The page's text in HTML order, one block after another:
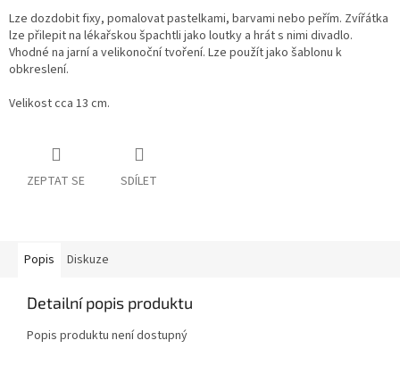
Lze dozdobit fixy, pomalovat pastelkami, barvami nebo peřím. Zvířátka
lze přilepit na lékařskou špachtli jako loutky a hrát s nimi divadlo.
Vhodné na jarní a velikonoční tvoření. Lze použít jako šablonu k
obkreslení.
Velikost cca 13 cm.
ZEPTAT SE SDÍLET
Popis Diskuze
Detailní popis produktu
Popis produktu není dostupný